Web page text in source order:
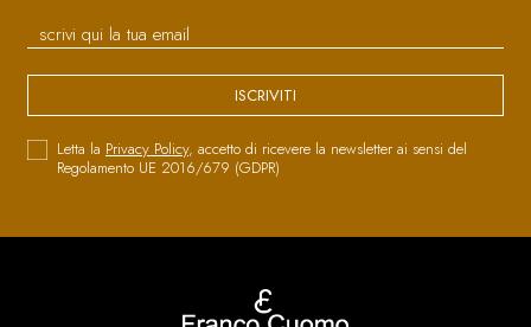
ISCRIVITI
Letta la Privacy Policy, accetto di ricevere la newsletter ai sensi del
Regolamento UE 2016/679 (GDPR)